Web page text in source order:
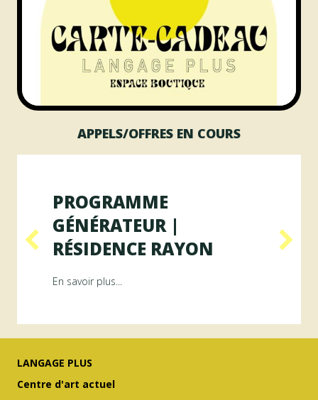
APPELS/OFFRES EN COURS
ArAMiS
PROGRAMME
GÉNÉRATEUR |
RÉSIDENCE RAYON
En savoir plus...
LANGAGE PLUS
Centre d'art actuel